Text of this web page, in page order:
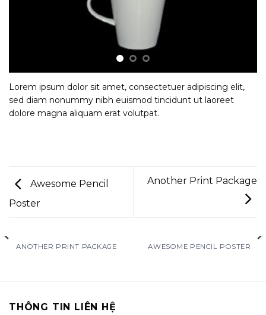
Lorem ipsum dolor sit amet, consectetuer adipiscing elit,
sed diam nonummy nibh euismod tincidunt ut laoreet
dolore magna aliquam erat volutpat.
Awesome Pencil
Poster
Another Print Package
ANOTHER PRINT PACKAGE AWESOME PENCIL POSTER
THÔNG TIN LIÊN HỆ